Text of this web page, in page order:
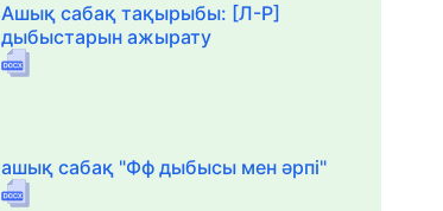
Ашық сабақ тақырыбы: [Л-Р]
дыбыстарын ажырату
ашық сабақ "Фф дыбысы мен әрпі"